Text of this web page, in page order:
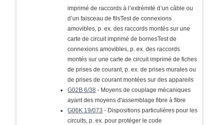
imprimé de raccords à l’extrémité d’un câble ou
d’un faisceau de filsTest de connexions
amovibles, p. ex. des raccords montés sur une
carte de circuit imprimé de bornesTest de
connexions amovibles, p. ex. des raccords
montés sur une carte de circuit imprimé de fiches
de prises de courant, p. ex. de prises murales ou
de prises de courant montées sur des appareils
G02B 6/38 - Moyens de couplage mécaniques
ayant des moyens d'assemblage fibre à fibre
G06K 19/073 - Dispositions particulières pour les
circuits, p. ex. pour protéger le code